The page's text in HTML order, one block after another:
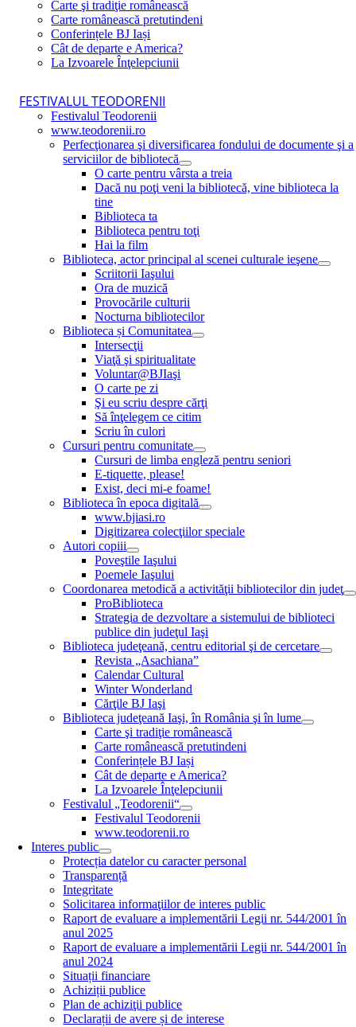
Carte şi tradiţie românească
Carte românească pretutindeni
Conferințele BJ Iași
Cât de departe e America?
La Izvoarele Înţelepciunii
FESTIVALUL TEODORENII
Festivalul Teodorenii
www.teodorenii.ro
Perfecţionarea şi diversificarea fondului de documente şi a
serviciilor de bibliotecă
O carte pentru vârsta a treia
Dacă nu poţi veni la bibliotecă, vine biblioteca la
tine
Biblioteca ta
Biblioteca pentru toţi
Hai la film
Biblioteca, actor principal al scenei culturale ieşene
Scriitorii Iaşului
Ora de muzică
Provocările culturii
Nocturna bibliotecilor
Biblioteca și Comunitatea
Intersecţii
Viaţă şi spiritualitate
Voluntar@BJIaşi
O carte pe zi
Şi eu scriu despre cărţi
Să înţelegem ce citim
Scriu în culori
Cursuri pentru comunitate
Cursuri de limba engleză pentru seniori
E-tiquette, please!
Exist, deci mi-e foame!
Biblioteca în epoca digitală
www.bjiasi.ro
Digitizarea colecţiilor speciale
Autori copiii
Poveştile Iaşului
Poemele Iaşului
Coordonarea metodică a activităţii bibliotecilor din judeţ
ProBiblioteca
Strategia de dezvoltare a sistemului de biblioteci
publice din judeţul Iaşi
Biblioteca judeţeană, centru editorial şi de cercetare
Revista „Asachiana”
Calendar Cultural
Winter Wonderland
Cărţile BJ Iaşi
Biblioteca judeţeană Iaşi, în România şi în lume
Carte şi tradiţie românească
Carte românească pretutindeni
Conferințele BJ Iași
Cât de departe e America?
La Izvoarele Înţelepciunii
Festivalul „Teodorenii“
Festivalul Teodorenii
www.teodorenii.ro
Interes public
Protecția datelor cu caracter personal
Transparență
Integritate
Solicitarea informaţiilor de interes public
Raport de evaluare a implementării Legii nr. 544/2001 în
anul 2025
Raport de evaluare a implementării Legii nr. 544/2001 în
anul 2024
Situații financiare
Achiziții publice
Plan de achiziţii publice
Declarații de avere și de interese